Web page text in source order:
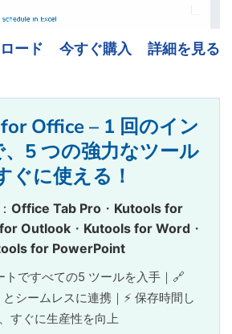
ード 今すぐ購入 詳細を見る
Office – 1 回のイン
5 つの強力なツール
ぐに使える！
Office Tab Pro ・ Kutools for
Outlook・ Kutools for Word・
for PowerPoint
トですべての5 ツールを入手｜🔗
シームレスに連携｜⚡ 保存時間し
すぐに生産性を向上